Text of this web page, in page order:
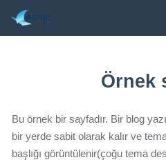
Örnek
Bu örnek bir sayfadır. Bir blog
bir yerde sabit olarak kalır ve
başlığı görüntülenir(çoğu tema